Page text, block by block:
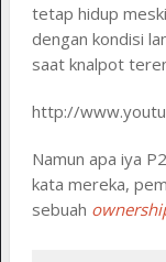
tetap hidup
dengan kondisi
saat knalpot
http://
Namun apa iya
kata mereka,
sebuah